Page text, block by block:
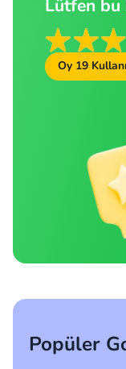
Lütfen bu
Oy 19
Popüler